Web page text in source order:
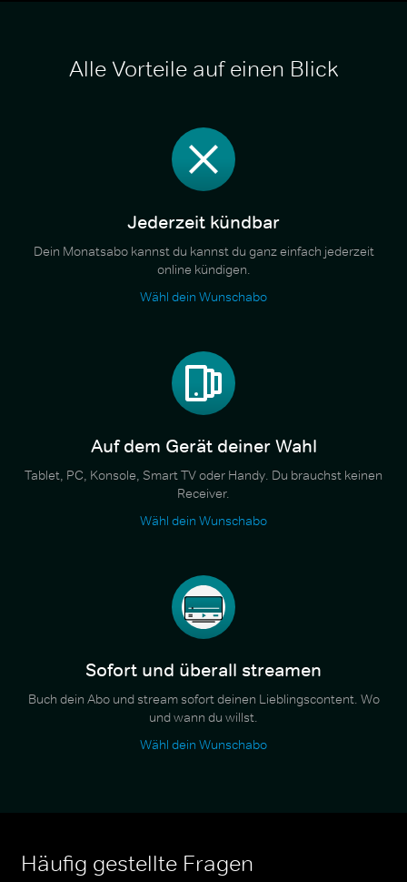
Alle Vorteile auf einen Blick
Jederzeit kündbar
Dein Monatsabo kannst du kannst du ganz einfach jederzeit
online kündigen.
Wähl dein Wunschabo
Auf dem Gerät deiner Wahl
Tablet, PC, Konsole, Smart TV oder Handy. Du brauchst keinen
Receiver.
Wähl dein Wunschabo
Sofort und überall streamen
Buch dein Abo und stream sofort deinen Lieblingscontent. Wo
und wann du willst.
Wähl dein Wunschabo
Häufig gestellte Fragen